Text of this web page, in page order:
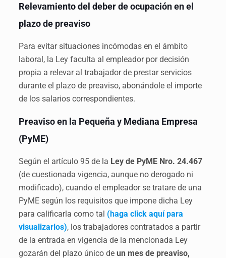
Relevamiento del deber de ocupación en el
plazo de preaviso
Para evitar situaciones incómodas en el ámbito
laboral, la Ley faculta al empleador por decisión
propia a relevar al trabajador de prestar servicios
durante el plazo de preaviso, abonándole el importe
de los salarios correspondientes.
Preaviso en la Pequeña y Mediana Empresa
(PyME)
Según el artículo 95 de la Ley de PyME Nro. 24.467
(de cuestionada vigencia, aunque no derogado ni
modificado), cuando el empleador se tratare de una
PyME según los requisitos que impone dicha Ley
para calificarla como tal (haga click aquí para
visualizarlos), los trabajadores contratados a partir
de la entrada en vigencia de la mencionada Ley
gozarán del plazo único de un mes de preaviso,